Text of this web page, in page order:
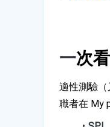
一次
適性測驗（
職者在 My